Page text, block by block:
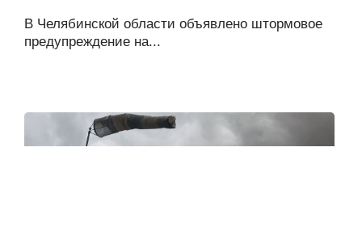
В Челябинской области объявлено штормовое
предупреждение на...